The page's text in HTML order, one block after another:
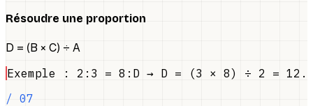
Résoudre une proportion
D = (B × C) ÷ A
Exemple : 2:3 = 8:D → D = (3 × 8) ÷ 2 = 12.
/ 07